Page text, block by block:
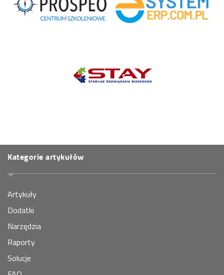
Kategorie artykułów
Artykuły
Dodatki
Narzędzia
Raporty
Solucje